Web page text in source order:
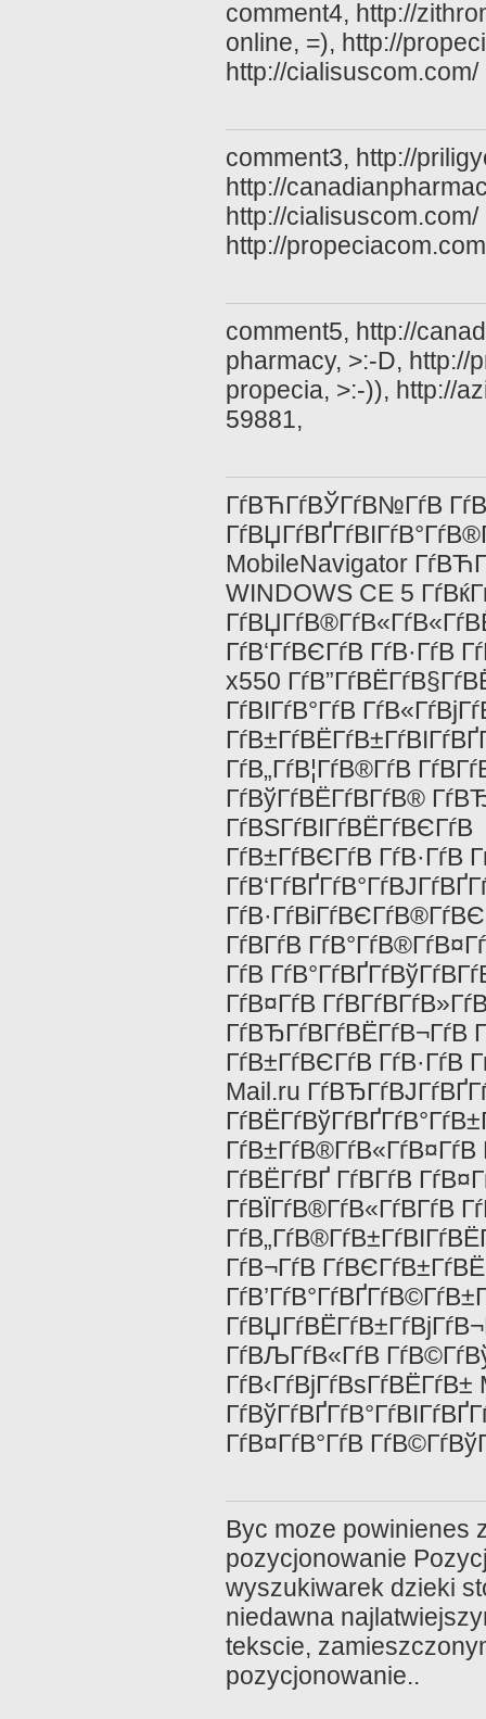
comment4, http://
online, =), http://
http://
comment3, http://
http://
http://
http://
comment5, http://
pharmacy, >:-D, http://
propecia, >:-)), http://
59881,
ГѓВЋГѓВЎГѓВ№ГѓВ
MobileNavigator
WINDOWS CE 5
ГѓВ‘ГѓВЄГѓВ ГѓВ·ГѓВ
x550
ГѓВІГѓВ°ГѓВ
ГѓВ„ГѓВ¦ГѓВ®ГѓВ
ГѓВўГѓВЁГѓВ­ГѓВ®
ГѓВ±ГѓВЄГѓВ ГѓВ·ГѓВ
ГѓВ­ГѓВ
ГѓВ
ГѓВ¤ГѓВ
ГѓВЂГѓВ­ГѓВЁГѓВ¬ГѓВ
ГѓВ±ГѓВЄГѓВ ГѓВ·ГѓВ
Mail.ru
ГѓВЁГѓВҐ ГѓВ­ГѓВ
ГѓВЇГѓВ®ГѓВ«ГѓВ­ГѓВ
ГѓВ¬ГѓВ
ГѓВЉГѓВ«ГѓВ
ГѓВ¤ГѓВ°ГѓВ
Byc moze powinienes
pozycjonowanie
wyszukiwarek dzieki
niedawna
tekscie,
pozycjonowanie..